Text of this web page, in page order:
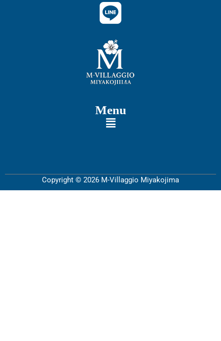
Menu
Copyright © 2026 M-Villaggio Miyakojima